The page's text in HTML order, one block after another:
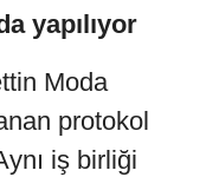
yapılıyor
Moda
protokol
iş birliği